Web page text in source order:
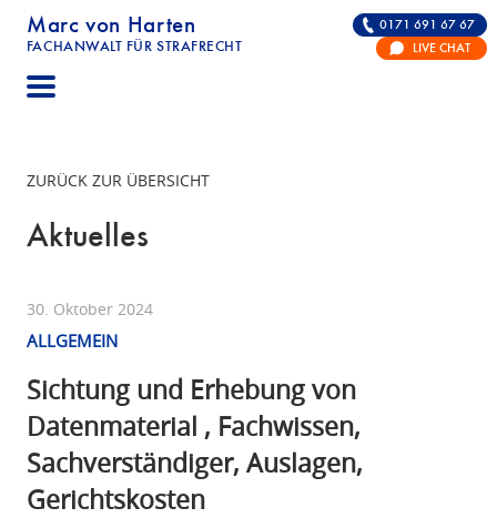
Marc von Harten
FACHANWALT FÜR STRAFRECHT
STRAFRECHT | RECHTSANWALT FÜR DIE
0171 691 67 67
LIVE CHAT
ZURÜCK ZUR ÜBERSICHT
Aktuelles
30. Oktober 2024
ALLGEMEIN
Sichtung und Erhebung von
Datenmaterial , Fachwissen,
Sachverständiger, Auslagen,
Gerichtskosten